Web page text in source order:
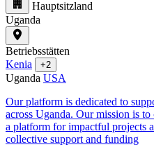
Hauptsitzland
Uganda
Betriebsstätten
Kenia
+2
Uganda USA
Our platform is dedicated to
across Uganda. Our mission is
a platform for impactful projects
collective support and funding